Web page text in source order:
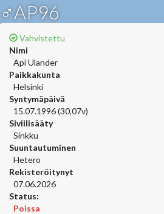
♂AP96
Vahvistettu
Nimi
Api Ulander
Paikkakunta
Helsinki
Syntymäpäivä
15.07.1996 (30,07v)
Siviilisääty
Sinkku
Suuntautuminen
Hetero
Rekisteröitynyt
07.06.2026
Status:
Poissa